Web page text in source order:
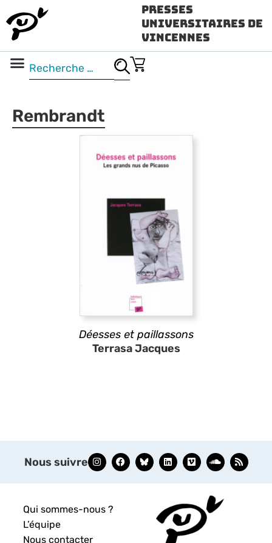
Presses
Universitaires de
Vincennes
Rembrandt
Déesses et paillassons
Terrasa Jacques
Nous suivre
Qui sommes-nous ?
L’équipe
Nous contacter